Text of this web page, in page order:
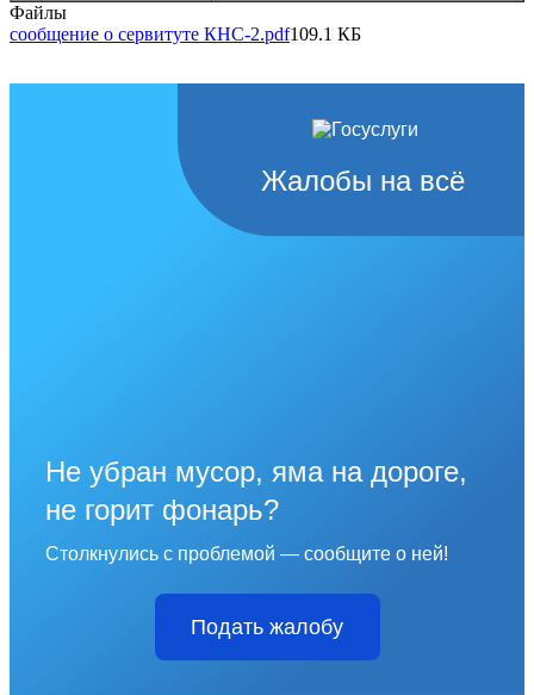
Файлы
сообщение о сервитуте КНС-2.pdf109.1 КБ
Жалобы на всё
Не убран мусор, яма на дороге,
не горит фонарь?
Столкнулись с проблемой — сообщите о ней!
Подать жалобу